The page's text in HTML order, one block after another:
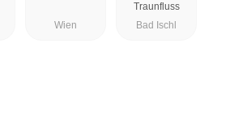
Wien
Traunfluss
Bad Ischl